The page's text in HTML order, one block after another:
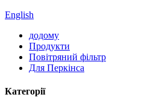
English
додому
Продукти
Повітряний фільтр
Для Перкінса
Категорії